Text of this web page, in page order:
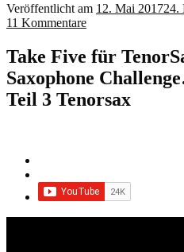
Veröffentlicht am 12. Mai 201724.
11 Kommentare
Take Five für
Saxophone
Teil 3 Tenorsax